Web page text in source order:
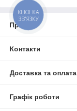
Про нас
Контакти
Доставка та оплата
Графік роботи
КНОПКА
ЗВ'ЯЗКУ